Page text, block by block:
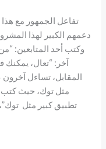
تفاعل الجمهور مع
دعمهم الكبير لهذا
وكتب أحد المتابعين:
آخر: “تعال، يمكنك
المقابل، تساءل
مثل توك، حيث
تطبيق كبير مثل